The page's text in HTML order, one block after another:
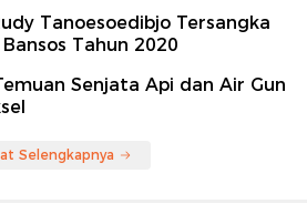
Tanoesoedibjo Tersangka
Tahun 2020
Senjata Api dan Air Gun
Selengkapnya